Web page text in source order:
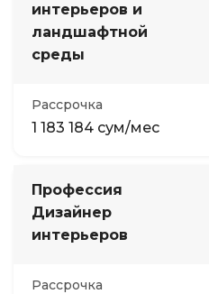
интерьеров и
ландшафтной
среды
Рассрочка
1 183 184 сум/мес
Профессия
Дизайнер
интерьеров
Рассрочка